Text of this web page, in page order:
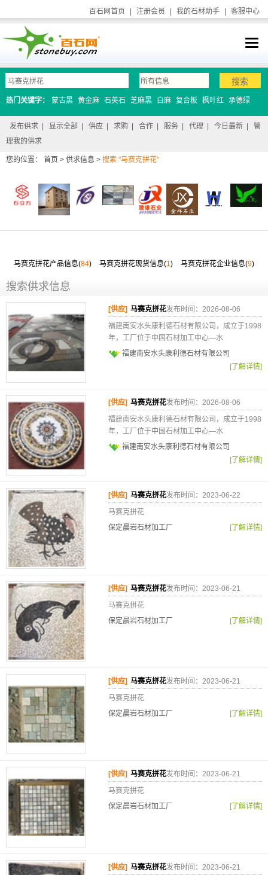
百石网首页 注册会员 我的石材助手 客服中心
热门关键字： 蒙古黑 黄金麻 石英石 芝麻黑 白麻 复合板 枫叶红 承德绿
发布供求 显示全部 供应 求购 合作 服务 代理 今日最新
管
理我的供求
您的位置： 首页 > 供求信息 > 搜索 "马赛克拼花"
马赛克拼花产品信息(84) 马赛克拼花现货信息(1) 马赛克拼花企业信息(9)
搜索供求信息
[供应] 马赛克拼花发布时间：2026-08-06
福建南安水头康利德石材有限公司，成立于1998
年，工厂位于中国石材加工中心—水
福建南安水头康利德石材有限公司
[了解详情]
[供应] 马赛克拼花发布时间：2026-08-06
福建南安水头康利德石材有限公司，成立于1998
年，工厂位于中国石材加工中心—水
福建南安水头康利德石材有限公司
[了解详情]
[供应] 马赛克拼花发布时间：2023-06-22
马赛克拼花
保定晨岩石材加工厂
[了解详情]
[供应] 马赛克拼花发布时间：2023-06-21
马赛克拼花
保定晨岩石材加工厂
[了解详情]
[供应] 马赛克拼花发布时间：2023-06-21
马赛克拼花
保定晨岩石材加工厂
[了解详情]
[供应] 马赛克拼花发布时间：2023-06-21
马赛克拼花
保定晨岩石材加工厂
[了解详情]
[供应] 马赛克拼花发布时间：2023-06-21